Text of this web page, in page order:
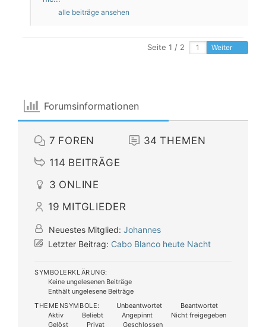
alle beiträge ansehen
Seite 1 / 2 Weiter
Forumsinformationen
7 FOREN 34 THEMEN
114 BEITRÄGE
3 ONLINE
19 MITGLIEDER
Neuestes Mitglied: Johannes
Letzter Beitrag: Cabo Blanco heute Nacht
SYMBOLERKLÄRUNG:
Keine ungelesenen Beiträge
Enthält ungelesene Beiträge
THEMENSYMBOLE:
Unbeantwortet
Beantwortet
Aktiv
Beliebt Angepinnt
Nicht freigegeben
Gelöst
Privat Geschlossen